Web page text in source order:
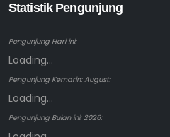
Statistik Pengunjung
Pengunjung Hari ini:
Loading...
Pengunjung Kemarin: August:
Loading...
Pengunjung Bulan ini: 2026: